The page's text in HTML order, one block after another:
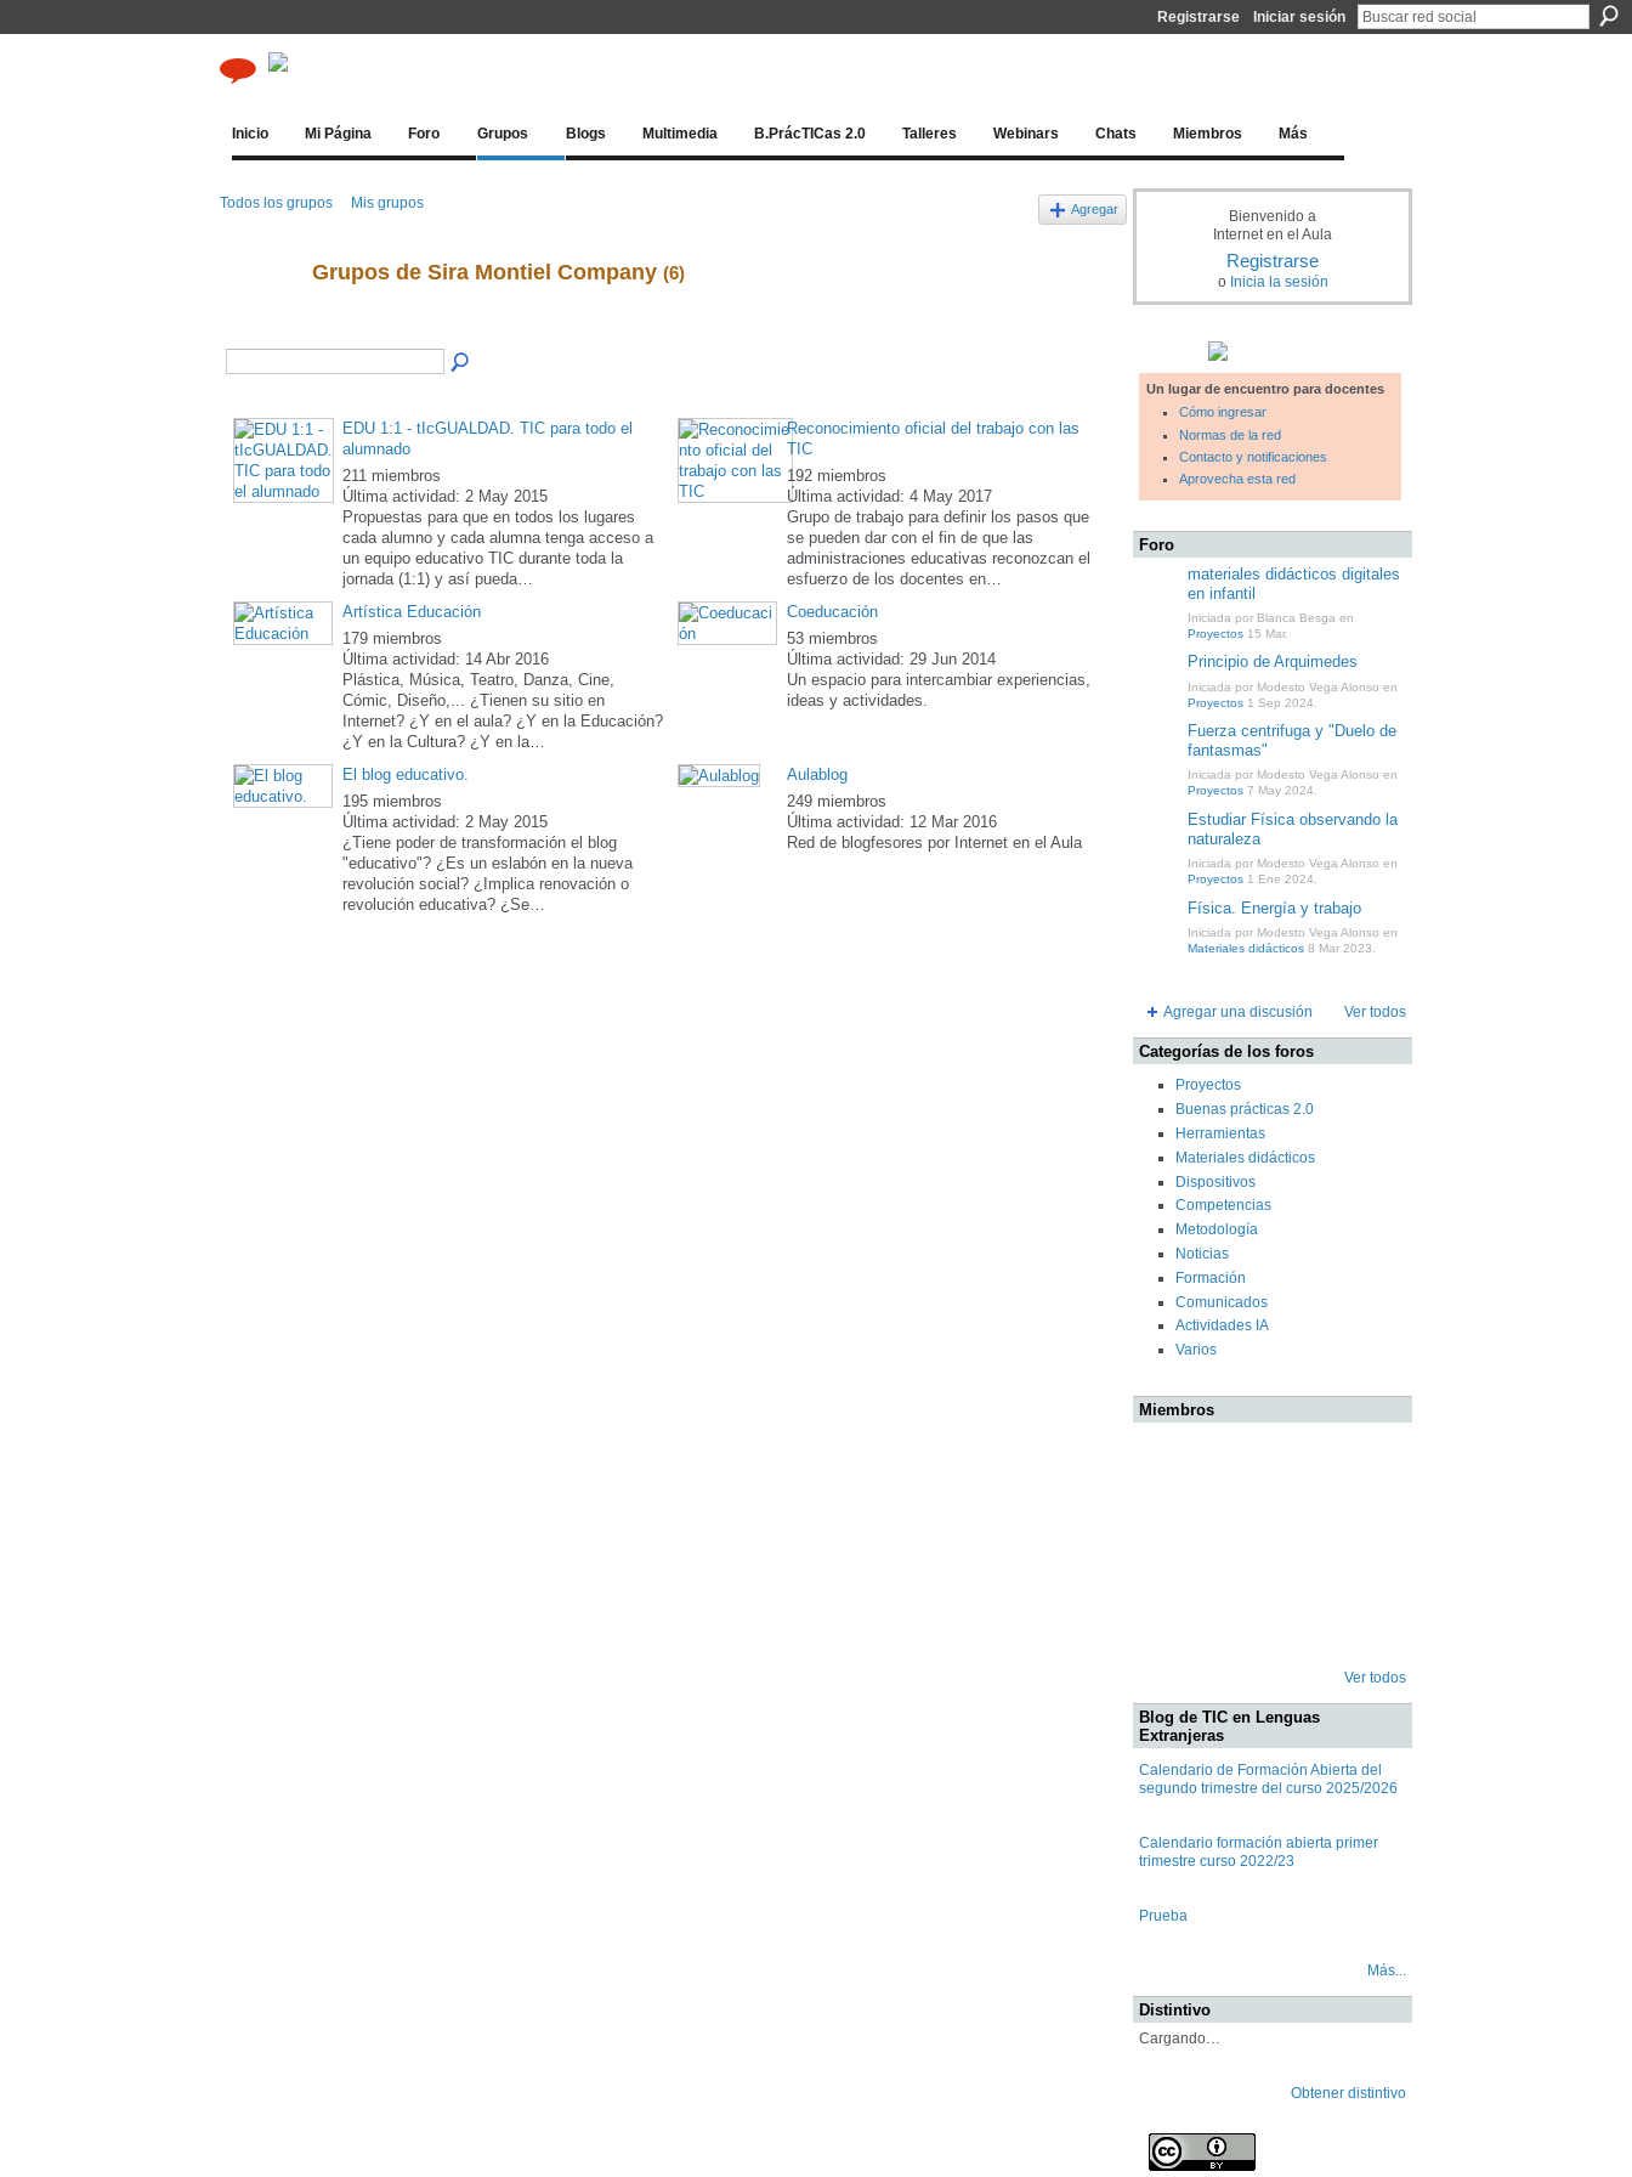
Registrarse Iniciar sesión
Inicio Mi Página Foro Grupos Blogs Multimedia B.PrácTICas 2.0 Talleres Webinars Chats Miembros Más
Todos los grupos Mis grupos Agregar
Grupos de Sira Montiel Company (6)
EDU 1:1 - tIcGUALDAD. TIC para todo el
alumnado
211 miembros
Última actividad: 2 May 2015
Propuestas para que en todos los lugares
cada alumno y cada alumna tenga acceso a
un equipo educativo TIC durante toda la
jornada (1:1) y así pueda…
Reconocimiento oficial del trabajo con las
TIC
192 miembros
Última actividad: 4 May 2017
Grupo de trabajo para definir los pasos que
se pueden dar con el fin de que las
administraciones educativas reconozcan el
esfuerzo de los docentes en…
Artística Educación
179 miembros
Última actividad: 14 Abr 2016
Plástica, Música, Teatro, Danza, Cine,
Cómic, Diseño,... ¿Tienen su sitio en
Internet? ¿Y en el aula? ¿Y en la Educación?
¿Y en la Cultura? ¿Y en la…
Coeducación
53 miembros
Última actividad: 29 Jun 2014
Un espacio para intercambiar experiencias,
ideas y actividades.
El blog educativo.
195 miembros
Última actividad: 2 May 2015
¿Tiene poder de transformación el blog
"educativo"? ¿Es un eslabón en la nueva
revolución social? ¿Implica renovación o
revolución educativa? ¿Se…
Aulablog
249 miembros
Última actividad: 12 Mar 2016
Red de blogfesores por Internet en el Aula
Bienvenido a
Internet en el Aula
Registrarse
o Inicia la sesión
Un lugar de encuentro para docentes
Cómo ingresar
Normas de la red
Contacto y notificaciones
Aprovecha esta red
Foro
materiales didácticos digitales
en infantil
Iniciada por Blanca Besga en
Proyectos 15 Mar.
Principio de Arquimedes
Iniciada por Modesto Vega Alonso en
Proyectos 1 Sep 2024.
Fuerza centrifuga y "Duelo de
fantasmas"
Iniciada por Modesto Vega Alonso en
Proyectos 7 May 2024.
Estudiar Física observando la
naturaleza
Iniciada por Modesto Vega Alonso en
Proyectos 1 Ene 2024.
Física. Energía y trabajo
Iniciada por Modesto Vega Alonso en
Materiales didácticos 8 Mar 2023.
Agregar una discusión Ver todos
Categorías de los foros
Proyectos
Buenas prácticas 2.0
Herramientas
Materiales didácticos
Dispositivos
Competencias
Metodología
Noticias
Formación
Comunicados
Actividades IA
Varios
Miembros
Ver todos
Blog de TIC en Lenguas
Extranjeras
Calendario de Formación Abierta del
segundo trimestre del curso 2025/2026
Calendario formación abierta primer
trimestre curso 2022/23
Prueba
Más...
Distintivo
Cargando…
Obtener distintivo